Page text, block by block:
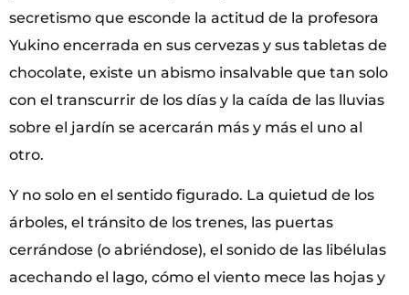
secretismo que esconde la actitud de la profesora
Yukino encerrada en sus cervezas y sus tabletas de
chocolate, existe un abismo insalvable que tan solo
con el transcurrir de los días y la caída de las lluvias
sobre el jardín se acercarán más y más el uno al
otro.
Y no solo en el sentido figurado. La quietud de los
árboles, el tránsito de los trenes, las puertas
cerrándose (o abriéndose), el sonido de las libélulas
acechando el lago, cómo el viento mece las hojas y